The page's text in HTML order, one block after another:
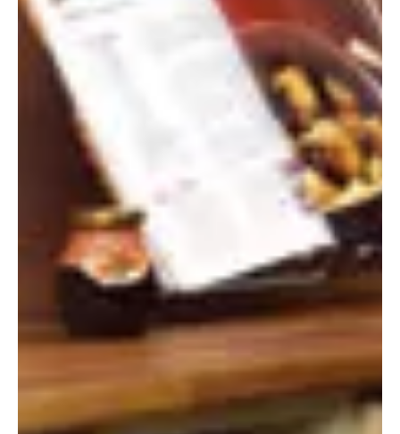
2008. máj. 1.
Gépek, szerszámok, technológiák
Mobilizálható munkaasztal
Az igényes barkácsolók általában arra törekednek, hogy saját
műhelyük legyen. Minél nagyobb, annál jobb, hogy a nagyobb
volumenű munkákat is el tudják végezni. A lehetőségek viszont
általában szűkösek, ezért a műhely lehet garázs, de megfelel egy
átalakított pince is. Egy kisebb, munkaasztal viszont mindegyikben
elengedhetetlen. Ez azonban lehetőleg mobil...